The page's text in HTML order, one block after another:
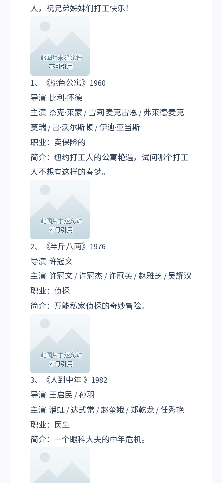
人，祝兄弟姊妹们打工快乐！
1、《桃色公寓》1960
导演: 比利·怀德
主演: 杰克·莱蒙 / 雪莉·麦克雷恩 / 弗莱德·麦克
莫瑞 / 雷·沃尔斯顿 / 伊迪·亚当斯
职业：卖保险的
简介：纽约打工人的公寓艳遇，试问哪个打工
人不想有这样的春梦。
2、《半斤八两》1976
导演: 许冠文
主演: 许冠文 / 许冠杰 / 许冠英 / 赵雅芝 / 吴耀汉
职业：侦探
简介：万能私家侦探的奇妙冒险。
3、《人到中年 》1982
导演: 王启民 / 孙羽
主演: 潘虹 / 达式常 / 赵奎娥 / 郑乾龙 / 任秀艳
职业：医生
简介：一个眼科大夫的中年危机。